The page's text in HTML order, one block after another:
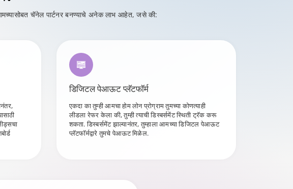
चॅनेल पार्टनर बनण्याचे अनेक लाभ आहेत, जसे की:
डिजिटल पेआऊट प्लॅटफॉर्म
एकदा का तुम्ही आमचा होम लोन प्रोग्राम तुमच्या कोणत्याही
लीडला रेफर केला की, तुम्ही त्याची डिस्बर्समेंट स्थिती ट्रॅक करू
शकता. डिस्बर्समेंट झाल्यानंतर, तुम्हाला आमच्या डिजिटल पेआऊट
प्लॅटफॉर्मद्वारे तुमचे पेआऊट मिळेल.